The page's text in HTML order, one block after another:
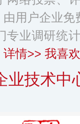
用户企业
专业调研统
详情>> 我喜
业技术中